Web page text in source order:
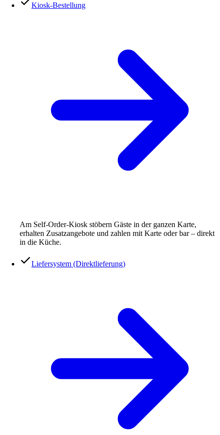
Kiosk-Bestellung
Am Self-Order-Kiosk stöbern Gäste in der ganzen Karte,
erhalten Zusatzangebote und zahlen mit Karte oder bar – direkt
in die Küche.
Liefersystem (Direktlieferung)